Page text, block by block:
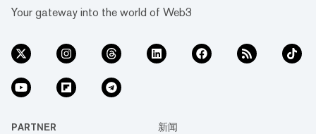
Your gateway into the world of Web3
PARTNER 新闻